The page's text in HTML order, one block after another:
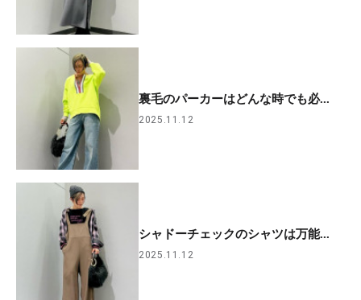
裏毛のパーカーはどんな時でも必...
2025.11.12
シャドーチェックのシャツは万能...
2025.11.12